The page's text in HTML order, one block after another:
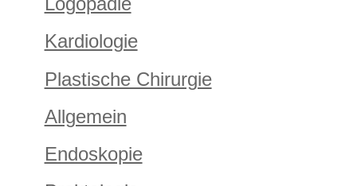
Kardiologie
Plastische Chirurgie
Allgemein
Endoskopie